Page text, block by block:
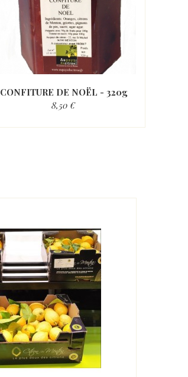
CONFITURE DE NOËL - 320g
8,50 €